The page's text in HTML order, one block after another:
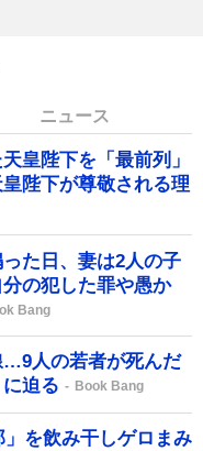
ニュース
皇陛下を「最前列」
陛下が尊敬される理
った日、妻は2人の子
の犯した罪や愚か
Bang
…9人の若者が死んだ
迫る
Book Bang
を飲み干しゲロまみ